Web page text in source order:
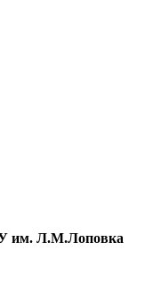
им. Л.М.Лоповка